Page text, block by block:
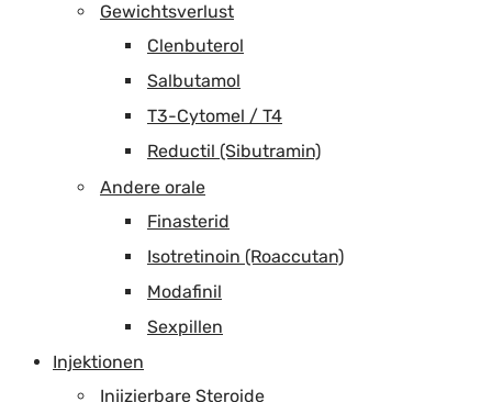
Gewichtsverlust
Clenbuterol
Salbutamol
T3-Cytomel / T4
Reductil (Sibutramin)
Andere orale
Finasterid
Isotretinoin (Roaccutan)
Modafinil
Sexpillen
Injektionen
Injizierbare Steroide